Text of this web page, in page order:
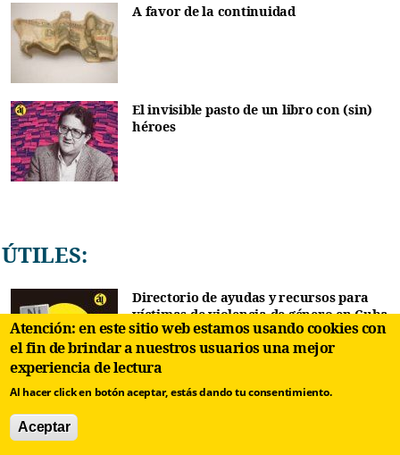
A favor de la continuidad
El invisible pasto de un libro con (sin)
héroes
ÚTILES:
Directorio de ayudas y recursos para
víctimas de violencia de género en Cuba
La Consulta 1: ¿Cómo emigrar a
Atención: en este sitio web estamos usando cookies con
el fin de brindar a nuestros usuarios una mejor
experiencia de lectura
Al hacer click en botón aceptar, estás dando tu consentimiento.
Aceptar